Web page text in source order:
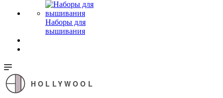
Наборы для
вышивания
HOLLYWOOL